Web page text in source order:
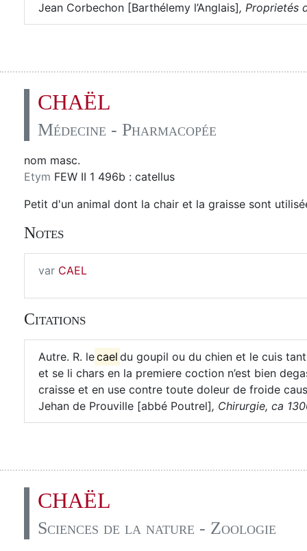
Jean Corbechon [Barthélemy l’Anglais], Proprietés
CHAËL
Médecine - Pharmacopée
nom masc.
Etym FEW II 1 496b : catellus
Petit d'un animal dont la chair et la graisse sont
Notes
var CAEL
Citations
Autre. R. lecael du goupil ou du chien et le cuis
et se li chars en la premiere coction n’est bien
craisse et en use contre toute doleur de froide
Jehan de Prouville [abbé Poutrel], Chirurgie, ca
CHAËL
Sciences de la nature - Zoologie